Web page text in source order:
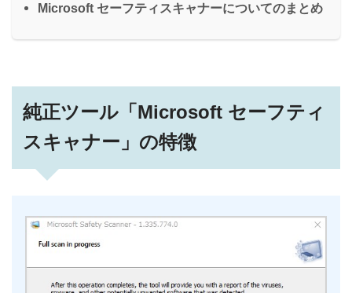
Microsoft セーフティスキャナーについてのまとめ
純正ツール「Microsoft セーフティ
スキャナー」の特徴